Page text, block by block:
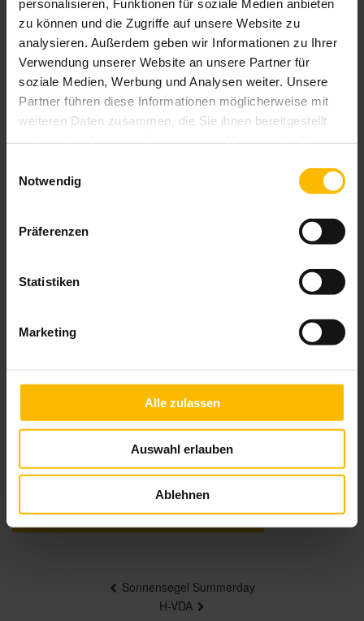
personalisieren, Funktionen für soziale Medien anbieten
zu können und die Zugriffe auf unsere Website zu
analysieren. Außerdem geben wir Informationen zu Ihrer
Verwendung unserer Website an unsere Partner für
soziale Medien, Werbung und Analysen weiter. Unsere
Partner führen diese Informationen möglicherweise mit
weiteren Daten zusammen, die Sie ihnen bereitgestellt
Notwendig
Präferenzen
Statistiken
Marketing
Alle zulassen
Auswahl erlauben
Ablehnen
Produktdetails
max. Höhe: 2.500 mm
max. Auszug: 5.000 mm
max. Fläche: 10 m²
Bedienung: Bediengriff
Farbe: Pulverbeschichtet gem. WAREMA
Weather, Starlight Blue, Soltis 92, Screen,
Twilight Pearl
oder in die Laibung
Gönnen Sie sich ein Maximum an Schutz: Vor
Markise ist mit nur einem Handgriff kinderleicht
Farben & Stoffe
Weitere Informationen
Sonnensegel Summerday
H-VDA